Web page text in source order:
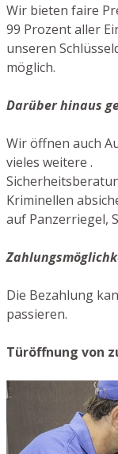
Wir bieten faire
99 Prozent aller
unseren
möglich.
Darüber hinaus
Wir öffnen auch
vieles weitere .
Kriminellen
auf Panzerriegel,
Die Bezahlung
passieren.
Türöffnung von